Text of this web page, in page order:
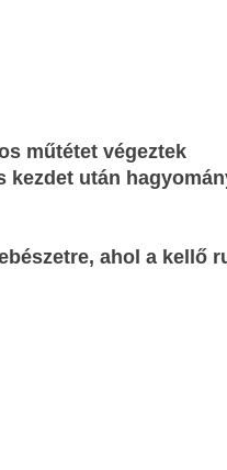
műtétet végeztek
kezdet után
ahol a kellő